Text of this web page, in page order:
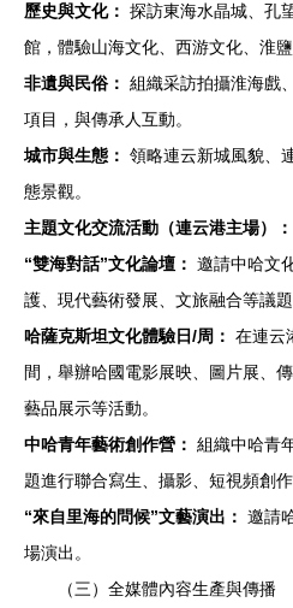
歷史與文化： 探訪東海水晶城、孔
館，體驗山海文化、西游文化、淮鹽
非遺與民俗： 組織采訪拍攝淮海戲
項目，與傳承人互動。
城市與生態： 領略連云新城風貌、
態景觀。
主題文化交流活動（連云港主場）：
“雙海對話”文化論壇： 邀請中哈文
護、現代藝術發展、文旅融合等議題
哈薩克斯坦文化體驗日/周： 在連云
間，舉辦哈國電影展映、圖片展、
藝品展示等活動。
中哈青年藝術創作營： 組織中哈青
題進行聯合寫生、攝影、短視頻創作
“來自里海的問候”文藝演出： 邀請
場演出。
（三）全媒體內容生產與傳播